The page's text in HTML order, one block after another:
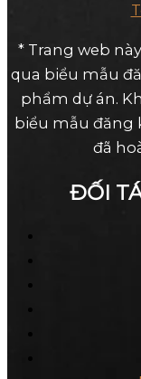
* Trang web
qua biểu mẫu
phẩm dự án.
biểu mẫu đăng
đã
ĐỐI